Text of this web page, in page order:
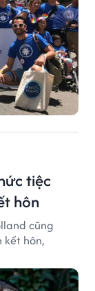
tiệc
hôn
cũng
hôn,